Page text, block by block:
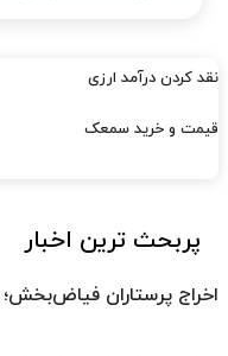
نقد کردن درآمد ارزی
قیمت و خرید سمعک
پربحث ترین اخبار
اخراج پرستاران